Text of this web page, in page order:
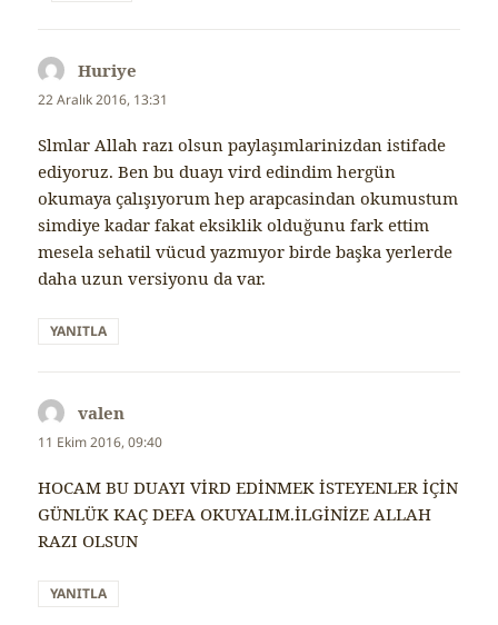
Huriye
ki:
22 Aralık 2016, 13:31
Slmlar Allah razı olsun paylaşımlarinizdan istifade
ediyoruz. Ben bu duayı vird edindim hergün
okumaya çalışıyorum hep arapcasindan okumustum
simdiye kadar fakat eksiklik olduğunu fark ettim
mesela sehatil vücud yazmıyor birde başka yerlerde
daha uzun versiyonu da var.
YANITLA
valen
ki:
11 Ekim 2016, 09:40
HOCAM BU DUAYI VİRD EDİNMEK İSTEYENLER İÇİN
GÜNLÜK KAÇ DEFA OKUYALIM.İLGİNİZE ALLAH
RAZI OLSUN
YANITLA